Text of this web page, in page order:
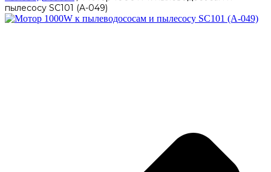
пылесосу SC101 (A-049)